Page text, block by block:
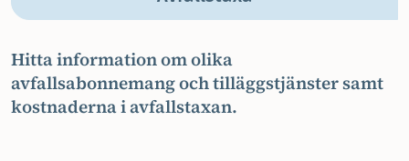
Hitta information om olika
avfallsabonnemang och tilläggstjänster samt
kostnaderna i avfallstaxan.